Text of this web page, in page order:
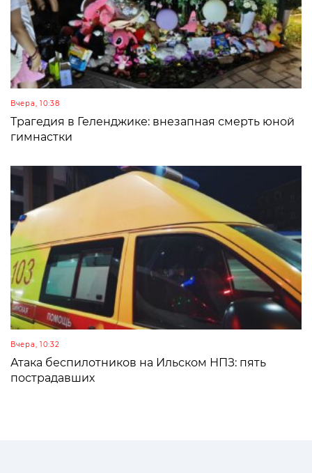
Вчера, 10:38
Трагедия в Геленджике: внезапная смерть юной
гимнастки
Вчера, 10:32
Атака беспилотников на Ильском НПЗ: пять
пострадавших